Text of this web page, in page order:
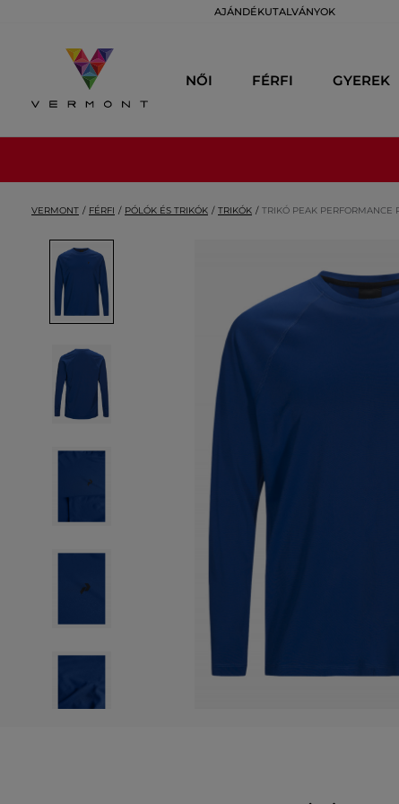
AJÁNDÉKUTALVÁNYOK
NŐI FÉRFI GYEREK
VERMONT FÉRFI PÓLÓK ÉS TRIKÓK TRIKÓK TRIKÓ PEAK PERFORMANCE